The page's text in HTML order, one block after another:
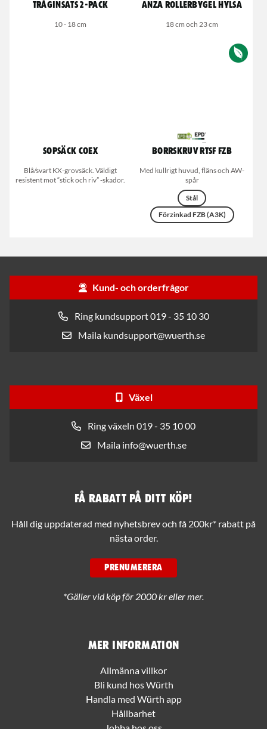
Tråginsats 2-pack
10 - 18 cm
Anza Rollerbygel hylsa
18 cm och 23 cm
Sopsäck Coex
Blå/svart KX-grovsäck. Väldigt
resistent mot “stick och riv” -skador.
Borrskruv RTSF FZB
Med kullrigt huvud, fläns och AW-
spår
Stål
Förzinkad FZB (A3K)
Kund- och orderfrågor
Ring kundsupport 019 - 35 10 30
Maila kundsupport@wuerth.se
Växel
Ring växeln 019 - 35 10 00
Maila info@wuerth.se
Mer information
Allmänna villkor
Bli kund hos Würth
Handla med Würth app
Hållbarhet
Få rabatt på ditt köp!
Håll dig uppdaterad med nyhetsbrev och få 200kr* rabatt på
nästa order.
PRENUMERERA
*Gäller vid köp för 2000 kr eller mer.